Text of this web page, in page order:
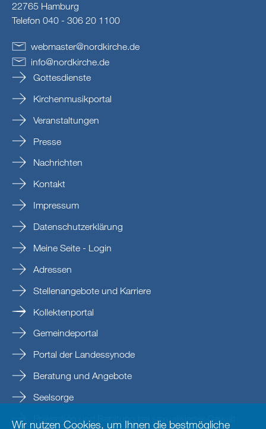
22765 Hamburg
Telefon 040 - 306 20 1100
webmaster@nordkirche.de
info@nordkirche.de
Gottesdienste
Kirchenmusikportal
Veranstaltungen
Presse
Nachrichten
Kontakt
Impressum
Datenschutzerklärung
Meine Seite - Login
Adressen
Stellenangebote und Karriere
Kollektenportal
Gemeindeportal
Portal der Landessynode
Beratung und Angebote
Seelsorge
Prävention und Beratung bei sexualisierter Gewalt
Wir nutzen Cookies, um Ihnen die bestmögliche